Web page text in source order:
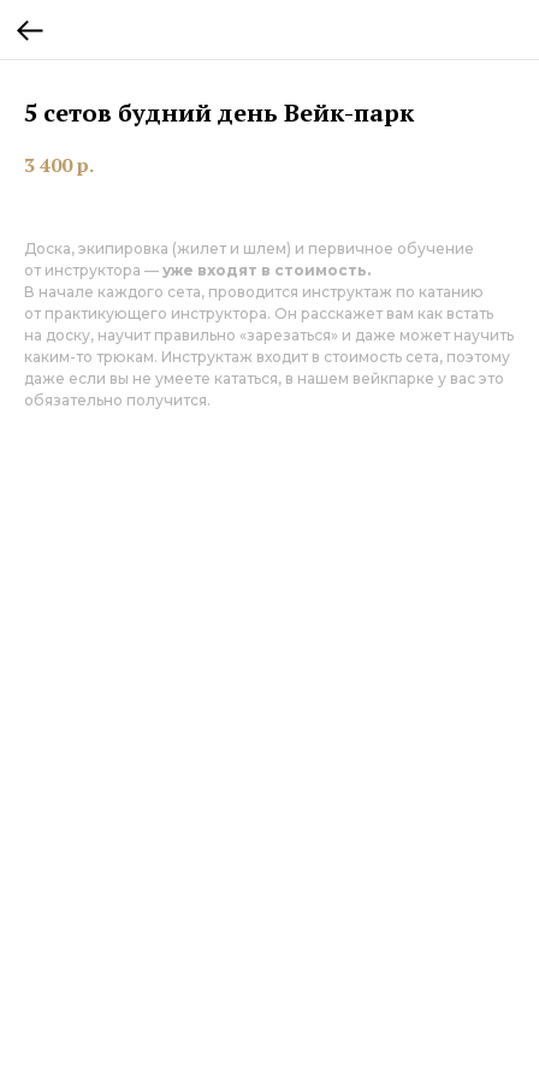
5 сетов будний день Вейк-парк
3 400р.
Доска, экипировка (жилет и шлем) и первичное обучение
от инструктора — уже входят в стоимость.
В начале каждого сета, проводится инструктаж по катанию
от практикующего инструктора. Он расскажет вам как встать
на доску, научит правильно «зарезаться» и даже может научить
каким-то трюкам. Инструктаж входит в стоимость сета, поэтому
даже если вы не умеете кататься, в нашем вейкпарке у вас это
обязательно получится.